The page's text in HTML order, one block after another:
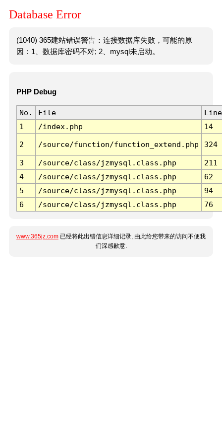
Database Error
(1040) 365建站错误警告：连接数据库失败，可能的原
因：1、数据库密码不对; 2、mysql未启动。
PHP Debug
No. File
Line
1
/index.php 14
2 /source/function/function_extend.php 324
3 /source/class/jzmysql.class.php
211
4
/source/class/jzmysql.class.php
62
5
/source/class/jzmysql.class.php
94
6
/source/class/jzmysql.class.php 76
www.365jz.com 已经将此出错信息详细记录, 由此给您带来的访问不便我
们深感歉意.